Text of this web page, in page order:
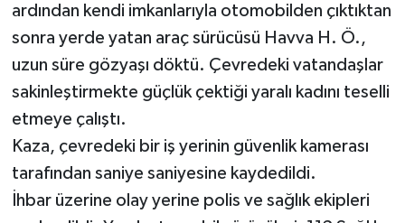
ardından kendi imkanlarıyla otomobilden çıktıktan
sonra yerde yatan araç sürücüsü Havva H. Ö.,
uzun süre gözyaşı döktü. Çevredeki vatandaşlar
sakinleştirmekte güçlük çektiği yaralı kadını teselli
etmeye çalıştı.
Kaza, çevredeki bir iş yerinin güvenlik kamerası
tarafından saniye saniyesine kaydedildi.
İhbar üzerine olay yerine polis ve sağlık ekipleri